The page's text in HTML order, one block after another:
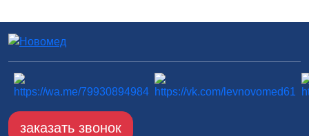
заказать звонок